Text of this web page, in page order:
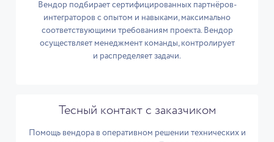
Вендор подбирает сертифицированных партнёров-
интеграторов с опытом и навыками, максимально
соответствующими требованиям проекта. Вендор
осуществляет менеджмент команды, контролирует
и распределяет задачи.
Тесный контакт с заказчиком
Помощь вендора в оперативном решении технических и